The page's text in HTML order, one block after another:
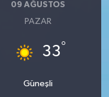
09 AĞUSTOS
PAZAR
33°
Güneşli